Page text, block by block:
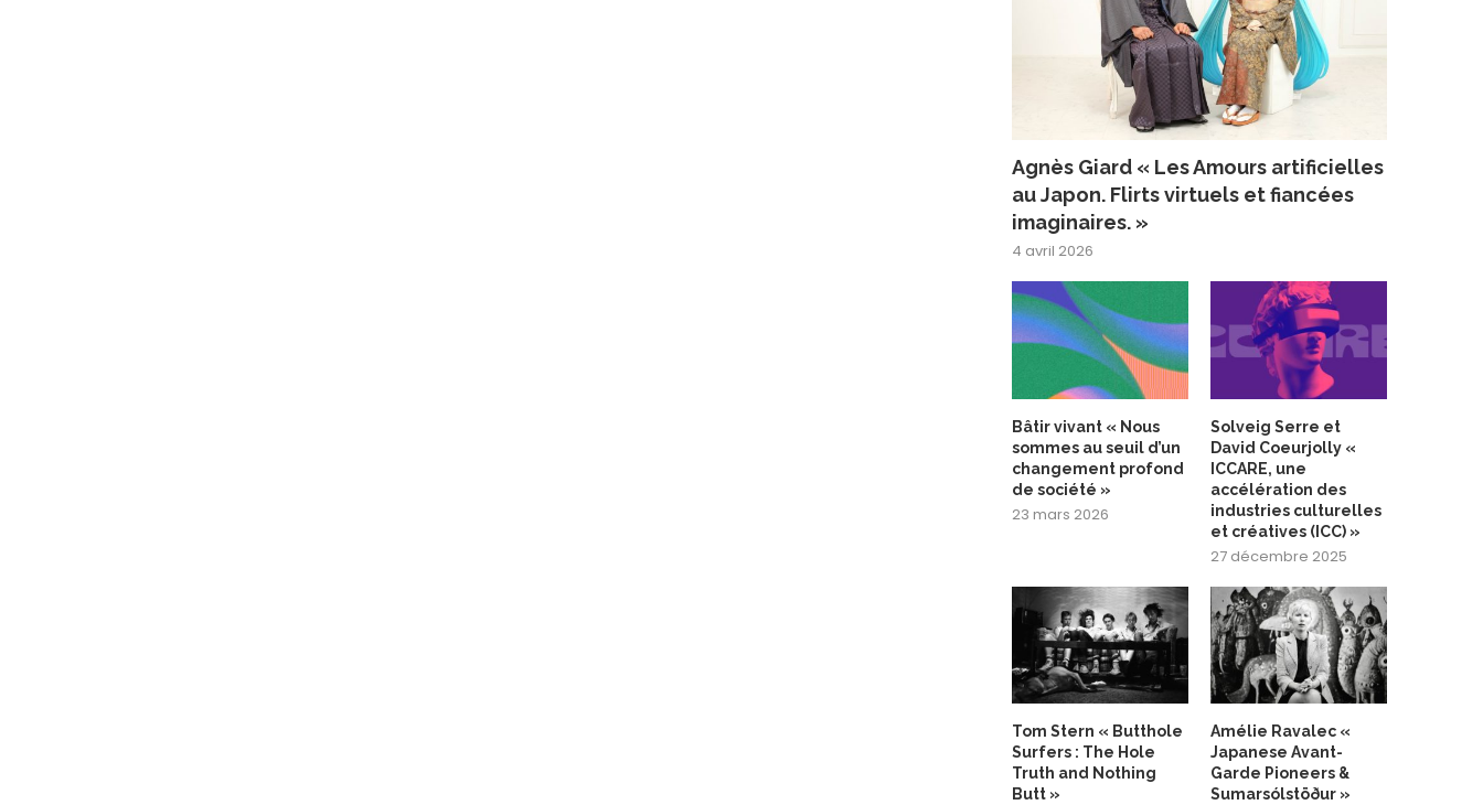
Agnès Giard « Les Amours artificielles
au Japon. Flirts virtuels et fiancées
imaginaires. »
4 avril 2026
Bâtir vivant « Nous
sommes au seuil d’un
changement profond
de société »
23 mars 2026
Solveig Serre et
David Coeurjolly «
ICCARE, une
accélération des
industries culturelles
et créatives (ICC) »
27 décembre 2025
Tom Stern « Butthole
Surfers : The Hole
Truth and Nothing
Butt »
Amélie Ravalec «
Japanese Avant-
Garde Pioneers &
Sumarsólstöður »